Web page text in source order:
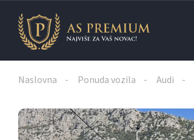
Naslovna Ponuda vozila Audi